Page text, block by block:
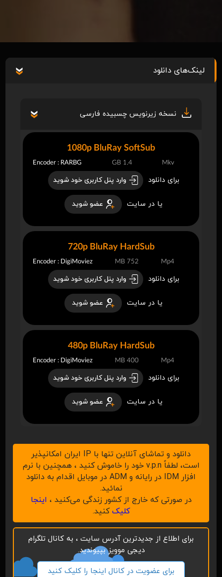
لینک‌های دانلود
نسخه زیرنویس چسبیده فارسی
برای دانلود وارد پنل کاربری خود شوید
یا در سایت عضو شوید
1080p BluRay SoftSub
Encoder : RARBG 1.4 GB Mkv
برای دانلود وارد پنل کاربری خود شوید
یا در سایت عضو شوید
720p BluRay HardSub
Encoder : DigiMoviez 752 MB Mp4
برای دانلود وارد پنل کاربری خود شوید
یا در سایت عضو شوید
480p BluRay HardSub
Encoder : DigiMoviez 400 MB Mp4
دانلود و تماشای آنلاین تنها با IP ایران امکانپذیر
است، لطفاً v.p.n خود را خاموش کنید ، همچنین با نرم
افزار IDM در رایانه و ADM در موبایل اقدام به دانلود
نمائید.
در صورتی که خارج از کشور زندگی می‌کنید ، اینجا
کلیککنید.
برای اطلاع از جدیدترین آدرس سایت ، به کانال تلگرام
دیجی موویز بپیوندید.
برای عضویت در کانال اینجا را کلیک کنید